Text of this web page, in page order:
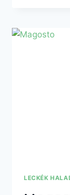
LECKÉK